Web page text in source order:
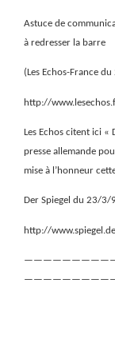
Astuce de
à redresser la barre
(Les Echos-France
http://
Les Echos citent ici «
presse allemande
mise à l’honneur
Der Spiegel du 23/3/
http://